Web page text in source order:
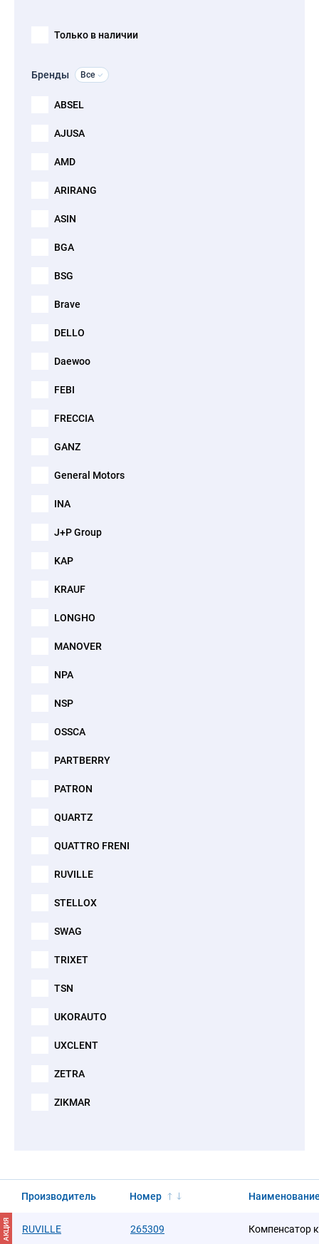
Только в наличии
Бренды Все
ABSEL
AJUSA
AMD
ARIRANG
ASIN
BGA
BSG
Brave
DELLO
Daewoo
FEBI
FRECCIA
GANZ
General Motors
INA
J+P Group
KAP
KRAUF
LONGHO
MANOVER
NPA
NSP
OSSCA
PARTBERRY
PATRON
QUARTZ
QUATTRO FRENI
RUVILLE
STELLOX
SWAG
TRIXET
TSN
UKORAUTO
UXCLENT
ZETRA
ZIKMAR
Производитель Номер
АКЦИЯ RUVILLE 265309 Компенсатор